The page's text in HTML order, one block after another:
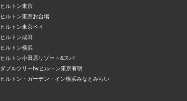
ヒルトン東京
ヒルトン東京お台場
ヒルトン東京ベイ
ヒルトン成田
ヒルトン横浜
ヒルトン小田原リゾート&スパ
ダブルツリーbyヒルトン東京有明
ヒルトン・ガーデン・イン横浜みなとみらい